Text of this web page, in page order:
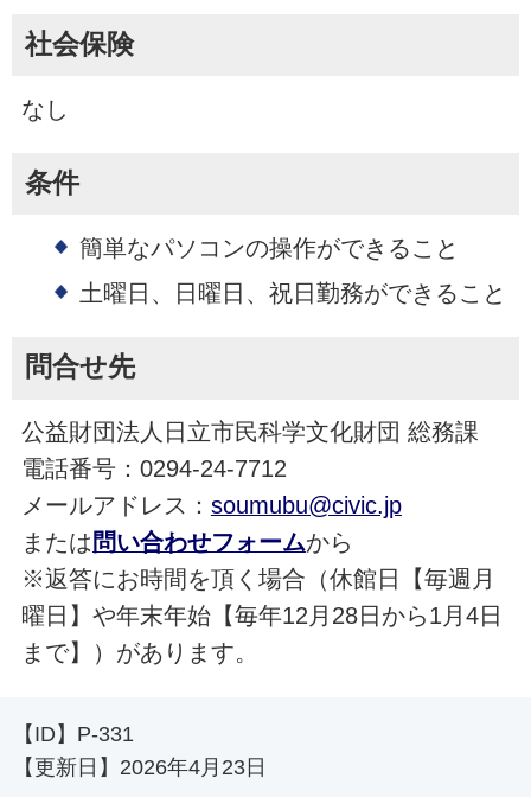
社会保険
なし
条件
簡単なパソコンの操作ができること
土曜日、日曜日、祝日勤務ができること
問合せ先
公益財団法人日立市民科学文化財団 総務課
電話番号：0294-24-7712
メールアドレス： soumubu@civic.jp
または 問い合わせフォームから
※返答にお時間を頂く場合（休館日【毎週月
曜日】や年末年始【毎年12月28日から1月4日
まで】）があります。
【ID】 P-331
【更新日】 2026年4月23日